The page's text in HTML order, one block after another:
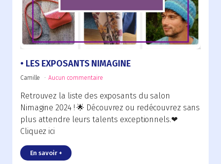
LES EXPOSANTS NIMAGINE
Camille Aucun commentaire
Retrouvez la liste des exposants du salon
Nimagine 2024 ! 🌟 Découvrez ou redécouvrez sans
plus attendre leurs talents exceptionnels.❤
Cliquez ici
En savoir +